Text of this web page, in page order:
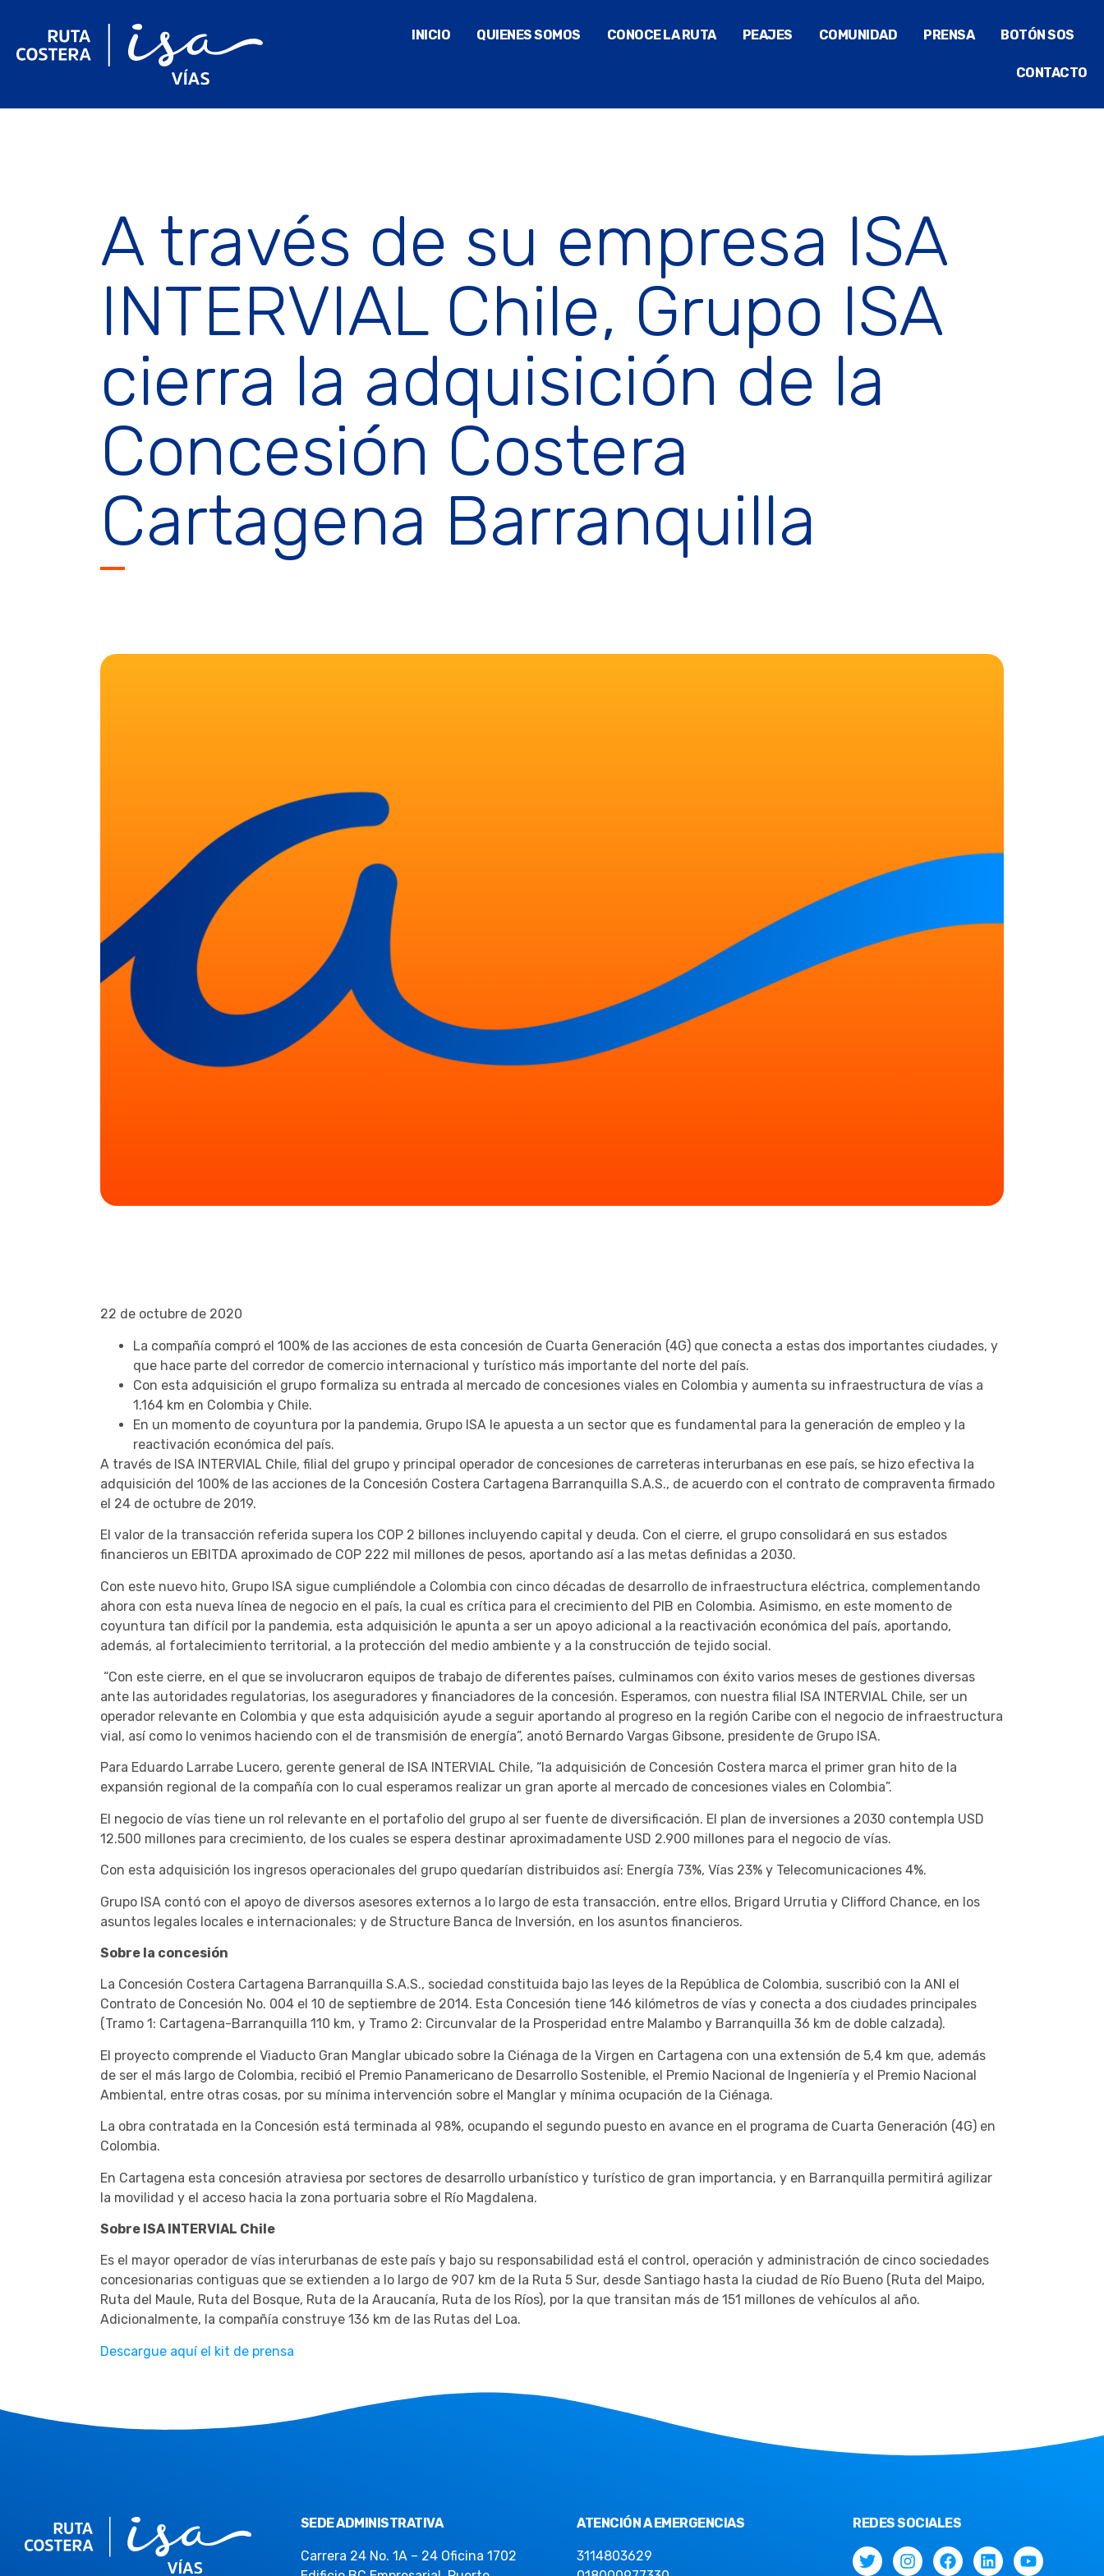
INICIO QUIENES SOMOS CONOCE LA RUTA PEAJES COMUNIDAD PRENSA BOTÓN SOS
CONTACTO
A través de su empresa ISA
INTERVIAL Chile, Grupo ISA
cierra la adquisición de la
Concesión Costera
Cartagena Barranquilla
22 de octubre de 2020
La compañía compró el 100% de las acciones de esta concesión de Cuarta Generación (4G) que conecta a estas dos importantes ciudades, y
que hace parte del corredor de comercio internacional y turístico más importante del norte del país.
Con esta adquisición el grupo formaliza su entrada al mercado de concesiones viales en Colombia y aumenta su infraestructura de vías a
1.164 km en Colombia y Chile.
En un momento de coyuntura por la pandemia, Grupo ISA le apuesta a un sector que es fundamental para la generación de empleo y la
reactivación económica del país.
A través de ISA INTERVIAL Chile, filial del grupo y principal operador de concesiones de carreteras interurbanas en ese país, se hizo efectiva la
adquisición del 100% de las acciones de la Concesión Costera Cartagena Barranquilla S.A.S., de acuerdo con el contrato de compraventa firmado
el 24 de octubre de 2019.
El valor de la transacción referida supera los COP 2 billones incluyendo capital y deuda. Con el cierre, el grupo consolidará en sus estados
financieros un EBITDA aproximado de COP 222 mil millones de pesos, aportando así a las metas definidas a 2030.
Con este nuevo hito, Grupo ISA sigue cumpliéndole a Colombia con cinco décadas de desarrollo de infraestructura eléctrica, complementando
ahora con esta nueva línea de negocio en el país, la cual es crítica para el crecimiento del PIB en Colombia. Asimismo, en este momento de
coyuntura tan difícil por la pandemia, esta adquisición le apunta a ser un apoyo adicional a la reactivación económica del país, aportando,
además, al fortalecimiento territorial, a la protección del medio ambiente y a la construcción de tejido social.
“Con este cierre, en el que se involucraron equipos de trabajo de diferentes países, culminamos con éxito varios meses de gestiones diversas
ante las autoridades regulatorias, los aseguradores y financiadores de la concesión. Esperamos, con nuestra filial ISA INTERVIAL Chile, ser un
operador relevante en Colombia y que esta adquisición ayude a seguir aportando al progreso en la región Caribe con el negocio de infraestructura
vial, así como lo venimos haciendo con el de transmisión de energía”, anotó Bernardo Vargas Gibsone, presidente de Grupo ISA.
Para Eduardo Larrabe Lucero, gerente general de ISA INTERVIAL Chile, “la adquisición de Concesión Costera marca el primer gran hito de la
expansión regional de la compañía con lo cual esperamos realizar un gran aporte al mercado de concesiones viales en Colombia”.
El negocio de vías tiene un rol relevante en el portafolio del grupo al ser fuente de diversificación. El plan de inversiones a 2030 contempla USD
12.500 millones para crecimiento, de los cuales se espera destinar aproximadamente USD 2.900 millones para el negocio de vías.
Con esta adquisición los ingresos operacionales del grupo quedarían distribuidos así: Energía 73%, Vías 23% y Telecomunicaciones 4%.
Grupo ISA contó con el apoyo de diversos asesores externos a lo largo de esta transacción, entre ellos, Brigard Urrutia y Clifford Chance, en los
asuntos legales locales e internacionales; y de Structure Banca de Inversión, en los asuntos financieros.
Sobre la concesión
La Concesión Costera Cartagena Barranquilla S.A.S., sociedad constituida bajo las leyes de la República de Colombia, suscribió con la ANI el
Contrato de Concesión No. 004 el 10 de septiembre de 2014. Esta Concesión tiene 146 kilómetros de vías y conecta a dos ciudades principales
(Tramo 1: Cartagena-Barranquilla 110 km, y Tramo 2: Circunvalar de la Prosperidad entre Malambo y Barranquilla 36 km de doble calzada).
El proyecto comprende el Viaducto Gran Manglar ubicado sobre la Ciénaga de la Virgen en Cartagena con una extensión de 5,4 km que, además
de ser el más largo de Colombia, recibió el Premio Panamericano de Desarrollo Sostenible, el Premio Nacional de Ingeniería y el Premio Nacional
Ambiental, entre otras cosas, por su mínima intervención sobre el Manglar y mínima ocupación de la Ciénaga.
La obra contratada en la Concesión está terminada al 98%, ocupando el segundo puesto en avance en el programa de Cuarta Generación (4G) en
Colombia.
En Cartagena esta concesión atraviesa por sectores de desarrollo urbanístico y turístico de gran importancia, y en Barranquilla permitirá agilizar
la movilidad y el acceso hacia la zona portuaria sobre el Río Magdalena.
Sobre ISA INTERVIAL Chile
Es el mayor operador de vías interurbanas de este país y bajo su responsabilidad está el control, operación y administración de cinco sociedades
concesionarias contiguas que se extienden a lo largo de 907 km de la Ruta 5 Sur, desde Santiago hasta la ciudad de Río Bueno (Ruta del Maipo,
Ruta del Maule, Ruta del Bosque, Ruta de la Araucanía, Ruta de los Ríos), por la que transitan más de 151 millones de vehículos al año.
Adicionalmente, la compañía construye 136 km de las Rutas del Loa.
Descargue aquí el kit de prensa
SEDE ADMINISTRATIVA
Carrera 24 No. 1A – 24 Oficina 1702
ATENCIÓN A EMERGENCIAS
3114803629
REDES SOCIALES